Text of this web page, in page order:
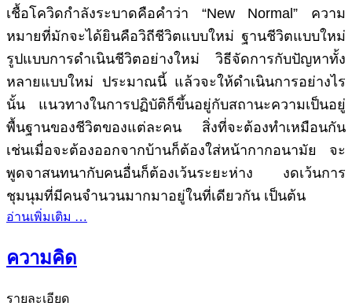
เชื้อโควิดกำลังระบาดคือคำว่า “New Normal” ความ
หมายที่มักจะได้ยินคือวิถีชีวิตแบบใหม่ ฐานชีวิตแบบใหม่
รูปแบบการดำเนินชีวิตอย่างใหม่ วิธีจัดการกับปัญหาทั้ง
หลายแบบใหม่ ประมาณนี้ แล้วจะให้ดำเนินการอย่างไร
นั้น แนวทางในการปฏิบัติก็ขึ้นอยู่กับสถานะความเป็นอยู่
พื้นฐานของชีวิตของแต่ละคน สิ่งที่จะต้องทำเหมือนกัน
เช่นเมื่อจะต้องออกจากบ้านก็ต้องใส่หน้ากากอนามัย จะ
พูดจาสนทนากับคนอื่นก็ต้องเว้นระยะห่าง งดเว้นการ
ชุมนุมที่มีคนจำนวนมากมาอยู่ในที่เดียวกัน เป็นต้น
อ่านเพิ่มเติม …
ความคิด
รายละเอียด